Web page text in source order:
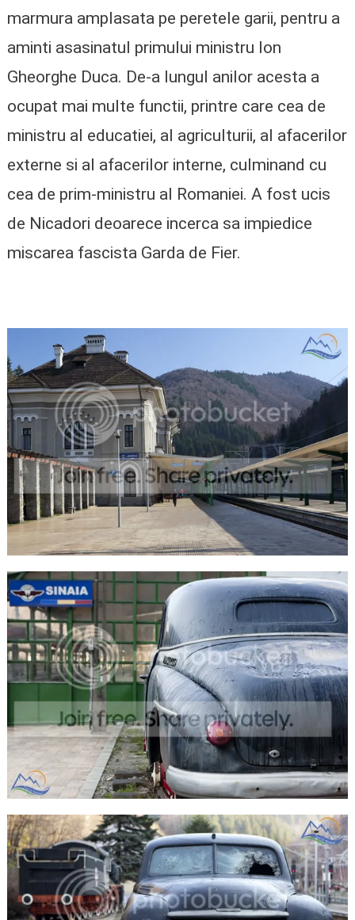
marmura amplasata pe peretele garii, pentru a
aminti asasinatul primului ministru Ion
Gheorghe Duca. De-a lungul anilor acesta a
ocupat mai multe functii, printre care cea de
ministru al educatiei, al agriculturii, al afacerilor
externe si al afacerilor interne, culminand cu
cea de prim-ministru al Romaniei. A fost ucis
de Nicadori deoarece incerca sa impiedice
miscarea fascista Garda de Fier.